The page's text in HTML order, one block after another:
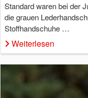
Standard waren bei der
die grauen
Stoffhandschuhe …
Weiterlesen